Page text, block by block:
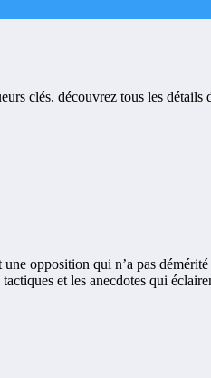
opposition qui n’a pas
et les anecdotes qui